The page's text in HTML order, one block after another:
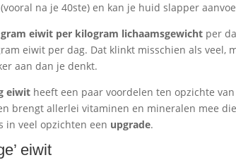
na je 40ste) en kan je huid slapper
gram eiwit per kilogram lichaamsgewicht per
eiwit per dag. Dat klinkt misschien als veel,
aan dan je denkt.
eiwit heeft een paar voordelen ten opzichte
brengt allerlei vitaminen en mineralen mee
veel opzichten een upgrade.
eiwit